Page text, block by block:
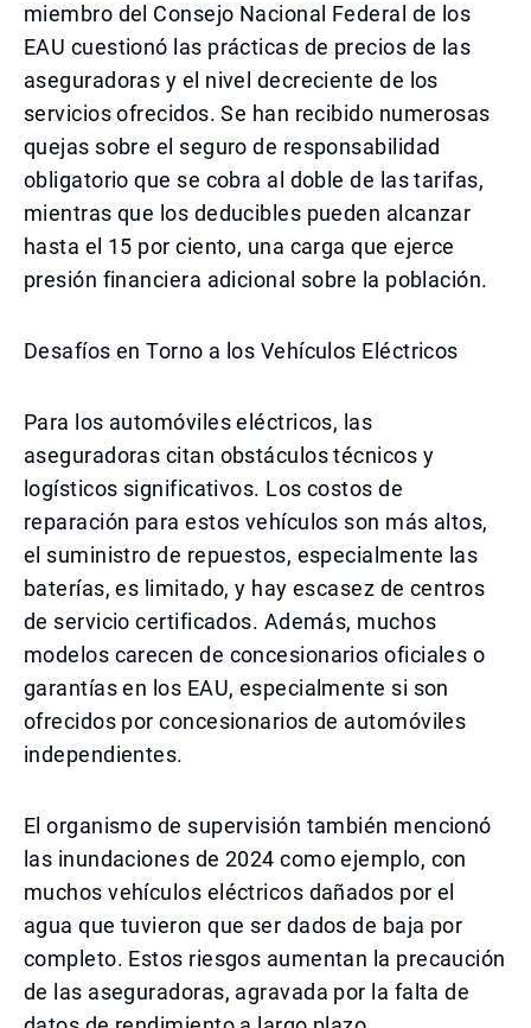
miembro del Consejo Nacional Federal de los
EAU cuestionó las prácticas de precios de las
aseguradoras y el nivel decreciente de los
servicios ofrecidos. Se han recibido numerosas
quejas sobre el seguro de responsabilidad
obligatorio que se cobra al doble de las tarifas,
mientras que los deducibles pueden alcanzar
hasta el 15 por ciento, una carga que ejerce
presión financiera adicional sobre la población.
Desafíos en Torno a los Vehículos Eléctricos
Para los automóviles eléctricos, las
aseguradoras citan obstáculos técnicos y
logísticos significativos. Los costos de
reparación para estos vehículos son más altos,
el suministro de repuestos, especialmente las
baterías, es limitado, y hay escasez de centros
de servicio certificados. Además, muchos
modelos carecen de concesionarios oficiales o
garantías en los EAU, especialmente si son
ofrecidos por concesionarios de automóviles
independientes.
El organismo de supervisión también mencionó
las inundaciones de 2024 como ejemplo, con
muchos vehículos eléctricos dañados por el
agua que tuvieron que ser dados de baja por
completo. Estos riesgos aumentan la precaución
de las aseguradoras, agravada por la falta de